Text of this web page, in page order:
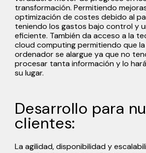
transformación. Permitiendo
optimización de costes debido al
teniendo los gastos bajo control y
eficiente. También da acceso a la
cloud computing permitiendo que
ordenador se alargue ya que no
procesar tanta información y lo
su lugar.
Desarrollo para
clientes:
La agilidad, disponibilidad y